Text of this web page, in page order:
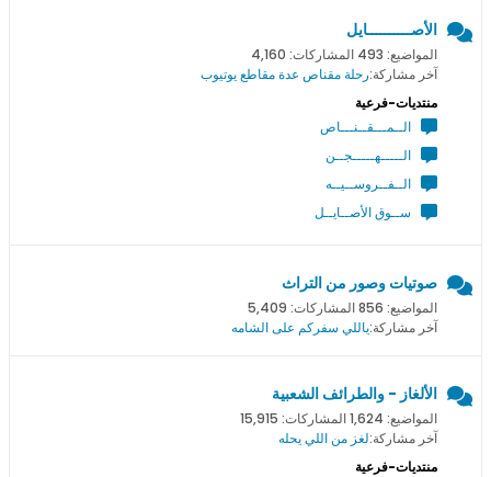
الأصــــــــــايل
المواضيع: 493 المشاركات: 4,160
آخر مشاركة:رحلة مقناص عدة مقاطع يوتيوب
منتديات-فرعية
الــمـــقــنـــاص
الـــــهـــــجــن
الــفــروســيــه
ســوق الأصــايــل
صوتيات وصور من التراث
المواضيع: 856 المشاركات: 5,409
آخر مشاركة:ياللي سفركم على الشامه
الألغاز - والطرائف الشعبية
المواضيع: 1,624 المشاركات: 15,915
آخر مشاركة:لغز من اللي يحله
منتديات-فرعية